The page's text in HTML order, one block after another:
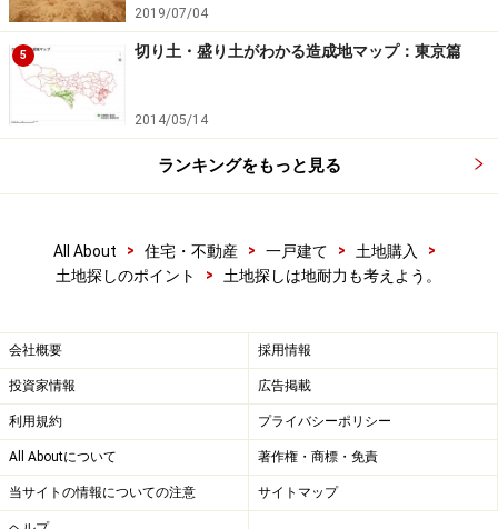
2019/07/04
5 切り土・盛り土がわかる造成地マップ：東京篇
2014/05/14
ランキングをもっと見る
All About > 住宅・不動産 > 一戸建て > 土地購入
>
土地探しのポイント
> 土地探しは地耐力も考えよう。
会社概要 採用情報
投資家情報 広告掲載
利用規約 プライバシーポリシー
All Aboutについて 著作権・商標・免責
当サイトの情報についての注意 サイトマップ